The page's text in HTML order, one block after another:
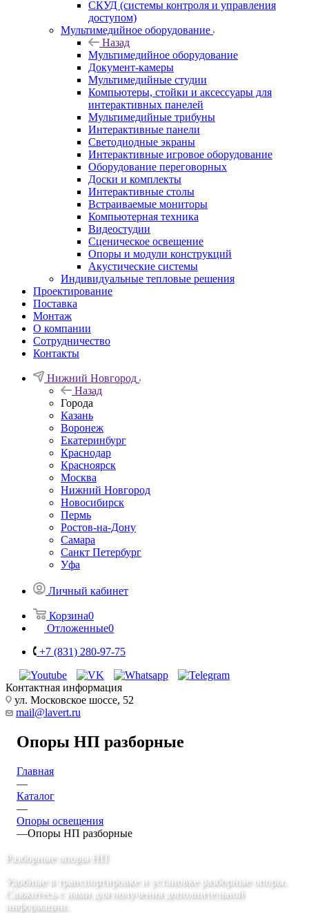
СКУД (системы контроля и управления
доступом)
Мультимедийное оборудование
Назад
Мультимедийное оборудование
Документ-камеры
Мультимедийные студии
Компьютеры, стойки и аксессуары для
интерактивных панелей
Мультимедийные трибуны
Интерактивные панели
Светодиодные экраны
Интерактивные игровое оборудование
Оборудование переговорных
Доски и комплекты
Интерактивные столы
Встраиваемые мониторы
Компьютерная техника
Видеостудии
Cценическое освещение
Опоры и модули конструкций
Акустические системы
Индивидуальные тепловые решения
Проектирование
Поставка
Монтаж
О компании
Сотрудничество
Контакты
Нижний Новгород
Назад
Города
Казань
Воронеж
Екатеринбург
Краснодар
Красноярск
Москва
Нижний Новгород
Новосибирск
Пермь
Ростов-на-Дону
Самара
Санкт Петербург
Уфа
Личный кабинет
Корзина0
Отложенные0
+7 (831) 280-97-75
Контактная информация
ул. Московское шоссе, 52
mail@lavert.ru
Опоры НП разборные
Главная
—
Каталог
—
Опоры освещения
—Опоры НП разборные
Разборные опоры НП
Удобные в транспортировке и установке разборные опоры.
Свяжитесь с нами для получения дополнительной
информации.